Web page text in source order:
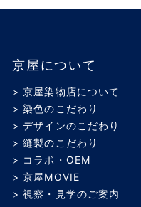
京屋について
> 京屋染物店について
> 染色のこだわり
> デザインのこだわり
> 縫製のこだわり
> コラボ・OEM
> 京屋MOVIE
> 視察・見学のご案内